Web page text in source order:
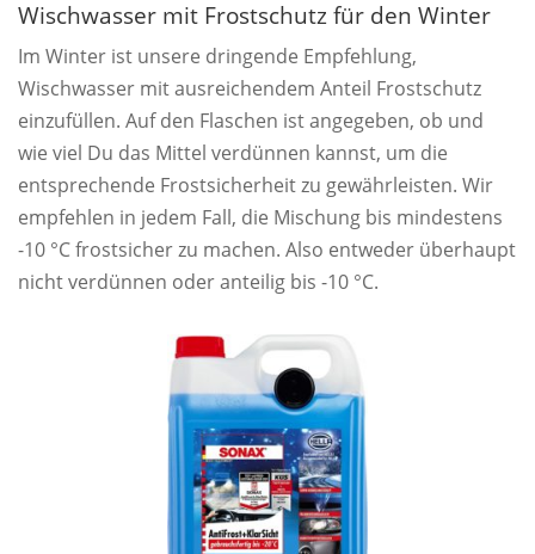
Wischwasser mit Frostschutz für den Winter
Im Winter ist unsere dringende Empfehlung,
Wischwasser mit ausreichendem Anteil Frostschutz
einzufüllen. Auf den Flaschen ist angegeben, ob und
wie viel Du das Mittel verdünnen kannst, um die
entsprechende Frostsicherheit zu gewährleisten. Wir
empfehlen in jedem Fall, die Mischung bis mindestens
-10 °C frostsicher zu machen. Also entweder überhaupt
nicht verdünnen oder anteilig bis -10 °C.